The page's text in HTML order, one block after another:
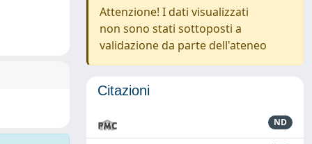
Attenzione! I dati visualizzati
non sono stati sottoposti a
validazione da parte dell'ateneo
Citazioni
ND